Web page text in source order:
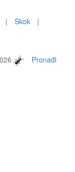
| Skok
|
Pronađi